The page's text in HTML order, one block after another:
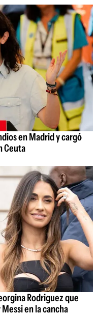
en Madrid y cargó
Ceuta
Rodriguez que
en la cancha